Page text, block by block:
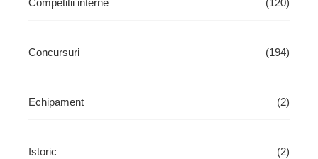
Competitii interne (120)
Concursuri (194)
Echipament (2)
Istoric (2)